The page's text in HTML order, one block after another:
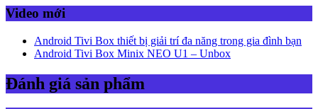
Video mới
Android Tivi Box thiết bị giải trí đa năng trong gia đình bạn
Android Tivi Box Minix NEO U1 – Unbox
Đánh giá sản phẩm